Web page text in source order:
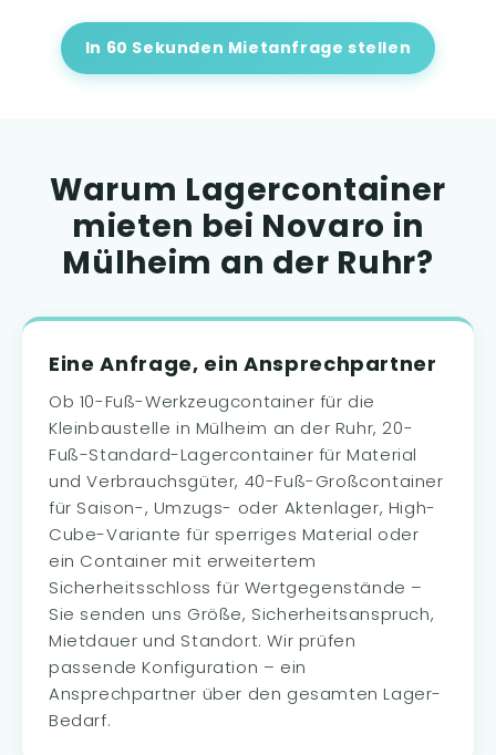
In 60 Sekunden Mietanfrage stellen
Warum Lagercontainer
mieten bei Novaro in
Mülheim an der Ruhr?
Eine Anfrage, ein Ansprechpartner
Ob 10-Fuß-Werkzeugcontainer für die
Kleinbaustelle in Mülheim an der Ruhr, 20-
Fuß-Standard-Lagercontainer für Material
und Verbrauchsgüter, 40-Fuß-Großcontainer
für Saison-, Umzugs- oder Aktenlager, High-
Cube-Variante für sperriges Material oder
ein Container mit erweitertem
Sicherheitsschloss für Wertgegenstände –
Sie senden uns Größe, Sicherheitsanspruch,
Mietdauer und Standort. Wir prüfen
passende Konfiguration – ein
Ansprechpartner über den gesamten Lager-
Bedarf.